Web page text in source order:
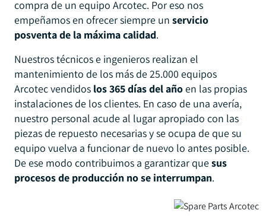
compra de un equipo Arcotec. Por eso nos
empeñamos en ofrecer siempre un servicio
posventa de la máxima calidad.
Nuestros técnicos e ingenieros realizan el
mantenimiento de los más de 25.000 equipos
Arcotec vendidos los 365 días del añoen las propias
instalaciones de los clientes. En caso de una avería,
nuestro personal acude al lugar apropiado con las
piezas de repuesto necesarias y se ocupa de que su
equipo vuelva a funcionar de nuevo lo antes posible.
De ese modo contribuimos a garantizar quesus
procesos de producción no se interrumpan.